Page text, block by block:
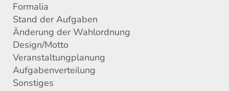
Formalia
Stand der Aufgaben
Änderung der Wahlordnung
Design/Motto
Veranstaltungplanung
Aufgabenverteilung
Sonstiges